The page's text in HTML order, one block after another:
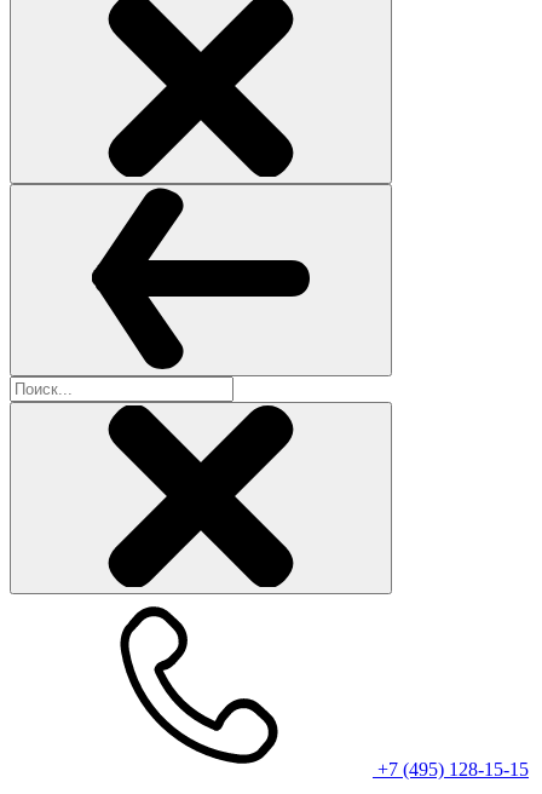
+7 (495) 128-15-15